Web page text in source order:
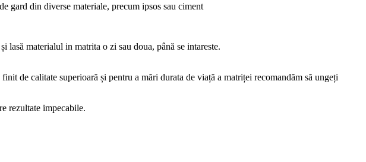
gard din diverse materiale, precum ipsos sau ciment
materialul in matrita o zi sau doua, până se intareste.
de calitate superioară și pentru a mări durata de viață a matriței recomandăm să ungeți
rezultate impecabile.